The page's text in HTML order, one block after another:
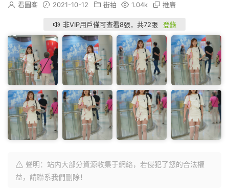
看圖客 2021-10-12 街拍 1.04k 推廣
非VIP用戶僅可查看8張，共72張 登錄
聲明：站内大部分資源收集于網絡，若侵犯了您的合法權
益，請聯系我們删除！